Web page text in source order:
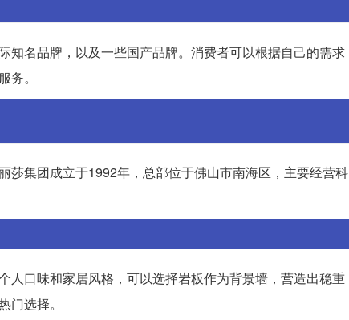
知名品牌，以及一些国产品牌。消费者可以根据自己的需求
。
莎集团成立于1992年，总部位于佛山市南海区，主要经营科
人口味和家居风格，可以选择岩板作为背景墙，营造出稳重
选择。